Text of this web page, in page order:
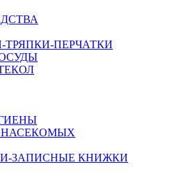
ТРЯПКИ-ПЕРЧАТКИ
НАСЕКОМЫХ
ЗАПИСНЫЕ КНИЖКИ